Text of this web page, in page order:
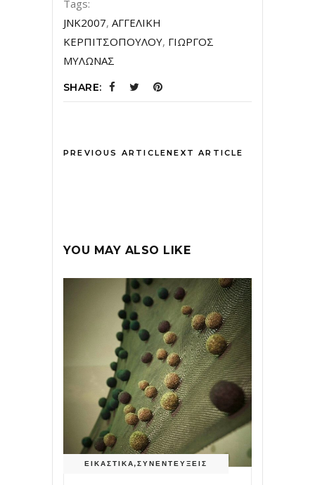
Tags:
JNK2007, ΑΓΓΕΛΙΚΗ
ΚΕΡΠΙΤΣΟΠΟΥΛΟΥ, ΓΙΩΡΓΟΣ
ΜΥΛΩΝΑΣ
SHARE:
PREVIOUS ARTICLENEXT ARTICLE
YOU MAY ALSO LIKE
ΕΙΚΑΣΤΙΚΑ,ΣΥΝΕΝΤΕΥΞΕΙΣ